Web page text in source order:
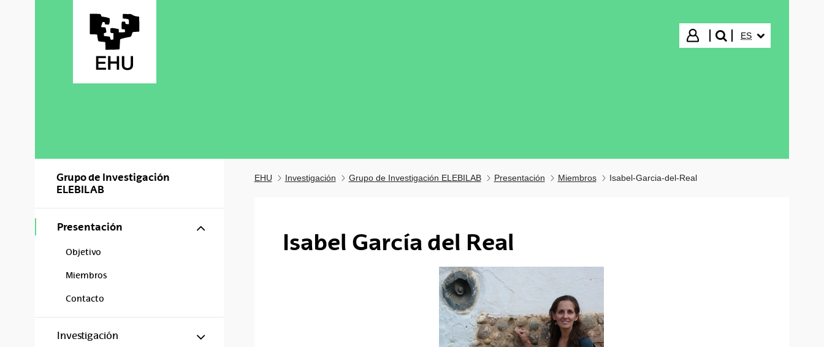
Iniciar sesión
buscar"
ES
Grupo de Investigación
ELEBILAB
Presentación Mostrar/ocultar subpáginas
Objetivo
Miembros
Contacto
Investigación Mostrar/ocultar subpáginas
EHU Investigación Grupo de Investigación ELEBILAB Presentación Miembros Isabel-Garcia-del-Real
Isabel García del Real